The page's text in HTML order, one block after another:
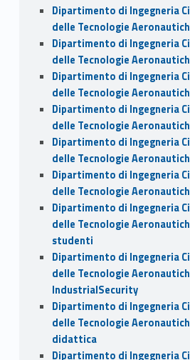
Dipartimento di Ingegneria
delle Tecnologie
Dipartimento di Ingegneria
delle Tecnologie
Dipartimento di Ingegneria
delle Tecnologie
Dipartimento di Ingegneria
delle Tecnologie
Dipartimento di Ingegneria
delle Tecnologie
Dipartimento di Ingegneria
delle Tecnologie
Dipartimento di Ingegneria
delle Tecnologie
studenti
Dipartimento di Ingegneria
delle Tecnologie
IndustrialSecurity
Dipartimento di Ingegneria
delle Tecnologie
didattica
Dipartimento di Ingegneria